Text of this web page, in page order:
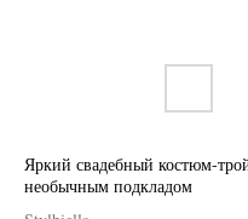
Яркий свадебный костюм-
необычным подкладом